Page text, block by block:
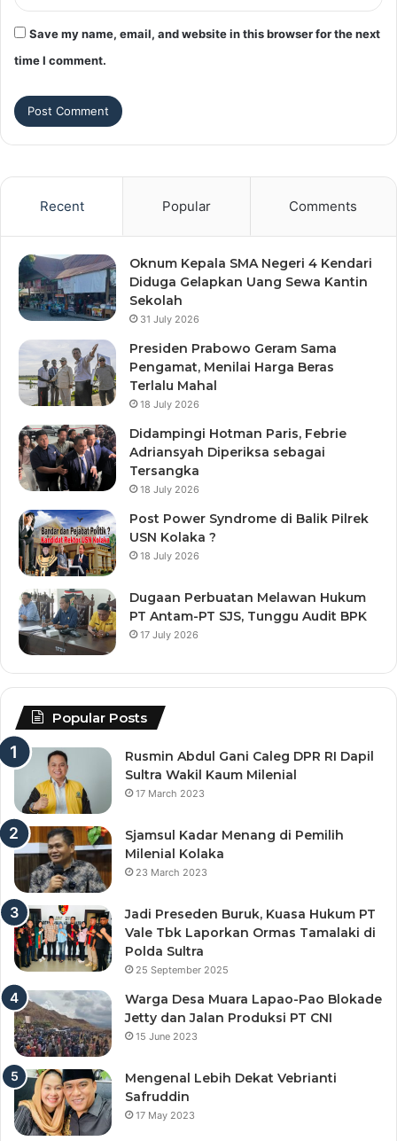
Save my name, email, and website in this browser for the next
time I comment.
Recent Popular Comments
Oknum Kepala SMA Negeri 4 Kendari
Diduga Gelapkan Uang Sewa Kantin
Sekolah
31 July 2026
Presiden Prabowo Geram Sama
Pengamat, Menilai Harga Beras
Terlalu Mahal
18 July 2026
Didampingi Hotman Paris, Febrie
Adriansyah Diperiksa sebagai
Tersangka
18 July 2026
Post Power Syndrome di Balik Pilrek
USN Kolaka ?
18 July 2026
Dugaan Perbuatan Melawan Hukum
PT Antam-PT SJS, Tunggu Audit BPK
17 July 2026
Popular Posts
Rusmin Abdul Gani Caleg DPR RI Dapil
Sultra Wakil Kaum Milenial
17 March 2023
Sjamsul Kadar Menang di Pemilih
Milenial Kolaka
23 March 2023
Jadi Preseden Buruk, Kuasa Hukum PT
Vale Tbk Laporkan Ormas Tamalaki di
Polda Sultra
25 September 2025
Warga Desa Muara Lapao-Pao Blokade
Jetty dan Jalan Produksi PT CNI
15 June 2023
Mengenal Lebih Dekat Vebrianti
Safruddin
17 May 2023